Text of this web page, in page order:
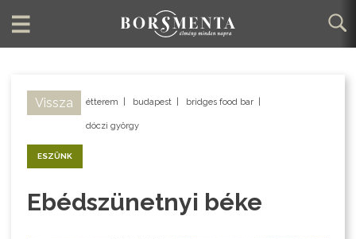
Vissza étterem budapest bridges food bar
dóczi györgy
ESZÜNK
Ebédszünetnyi béke